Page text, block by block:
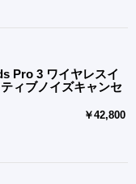
Pro 3 ワイヤレスイ
ィブノイズキャンセ
￥42,800